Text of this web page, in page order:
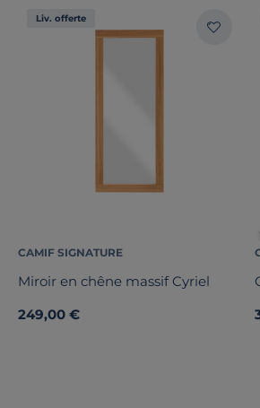
Liv. offerte
CAMIF SIGNATURE
Miroir en chêne massif Cyriel
249,00 €